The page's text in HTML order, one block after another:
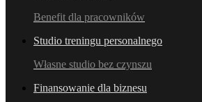
Benefit dla pracowników
Studio treningu personalnego
Własne studio bez czynszu
Finansowanie dla biznesu